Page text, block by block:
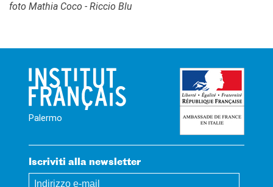
foto Mathia Coco - Riccio Blu
Palermo
Iscriviti alla newsletter